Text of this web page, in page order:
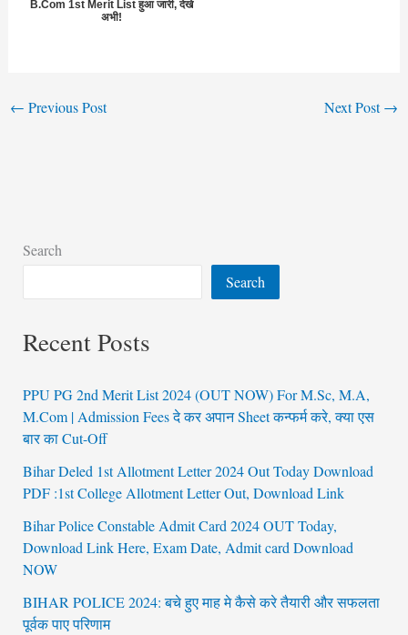
B.Com 1st Merit List हुआ जारी, देखे
अभी!
← Previous Post Next Post→
Search
Search
Recent Posts
PPU PG 2nd Merit List 2024 (OUT NOW) For M.Sc, M.A,
M.Com | Admission Fees दे कर अपान Sheet कन्फर्म करे, क्या एस
बार का Cut-Off
Bihar Deled 1st Allotment Letter 2024 Out Today Download
PDF :1st College Allotment Letter Out, Download Link
Bihar Police Constable Admit Card 2024 OUT Today,
Download Link Here, Exam Date, Admit card Download
NOW
BIHAR POLICE 2024: बचे हुए माह मे कैसे करे तैयारी और सफलता
पूर्वक पाए परिणाम